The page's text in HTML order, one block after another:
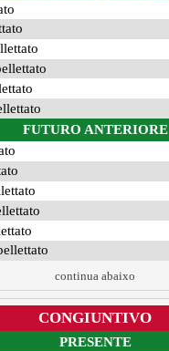
FUTURO ANTERIORE
continua abaixo
CONGIUNTIVO
PRESENTE